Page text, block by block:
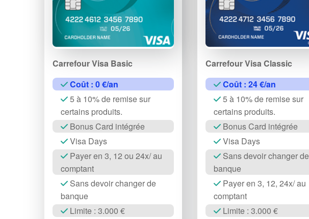
Carrefour Visa Basic
Coût : 0 €/an
5 à 10% de remise sur
certains produits.
Bonus Card intégrée
Visa Days
Payer en 3, 12 ou 24x/ au
comptant
Sans devoir changer de
banque
Limite : 3.000 €
Carrefour Visa Classic
Coût : 24 €/an
5 à 10% de remise sur
certains produits.
Bonus Card intégrée
Visa Days
Sans devoir changer de
banque
Payer en 3, 12, 24x/ au
comptant
Limite : 3.000 €